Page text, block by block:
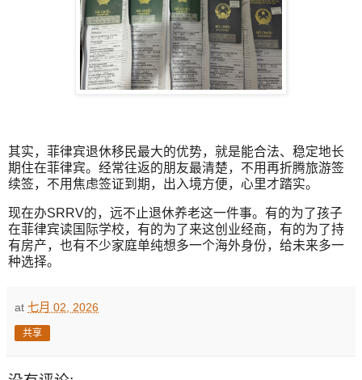
其实，菲律宾退休移民最大的优势，就是能合法、稳定地长
期住在菲律宾。经常往返的朋友最清楚，不用再折腾旅游签
续签，不用焦虑签证到期，出入境方便，心里才踏实。
现在办SRRV的，远不止退休养老这一件事。有的为了孩子
在菲律宾读国际学校，有的为了来这创业经商，有的为了持
有房产，也有不少家庭单纯想多一个海外身份，给未来多一
种选择。
at 七月 02, 2026
共享